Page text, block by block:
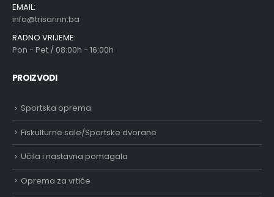
EMAIL:
info@trisarinn.ba
RADNO VRIJEME:
Pon - Pet / 08:00h - 16:00h
PROIZVODI
Sportska oprema
Fiskulturne sale/Sportske dvorane
Učila i nastavna pomagala
Oprema za vrtiće